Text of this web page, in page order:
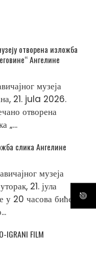
отворена изложба
Ангелине
музеја
21. jula 2026.
отворена
„...
слика Ангелине
музеја
21. јула
у 20 часова биће
IGRANI FILM